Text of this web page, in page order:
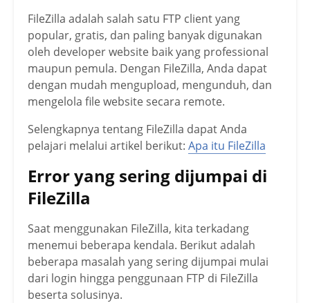
FileZilla adalah salah satu FTP client yang
popular, gratis, dan paling banyak digunakan
oleh developer website baik yang professional
maupun pemula. Dengan FileZilla, Anda dapat
dengan mudah mengupload, mengunduh, dan
mengelola file website secara remote.
Selengkapnya tentang FileZilla dapat Anda
pelajari melalui artikel berikut: Apa itu FileZilla
Error yang sering dijumpai di
FileZilla
Saat menggunakan FileZilla, kita terkadang
menemui beberapa kendala. Berikut adalah
beberapa masalah yang sering dijumpai mulai
dari login hingga penggunaan FTP di FileZilla
beserta solusinya.